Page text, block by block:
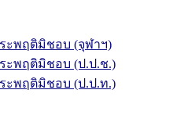
ะพฤติมิชอบ (จุฬาฯ)
ะพฤติมิชอบ (ป.ป.ช.)
ะพฤติมิชอบ (ป.ป.ท.)